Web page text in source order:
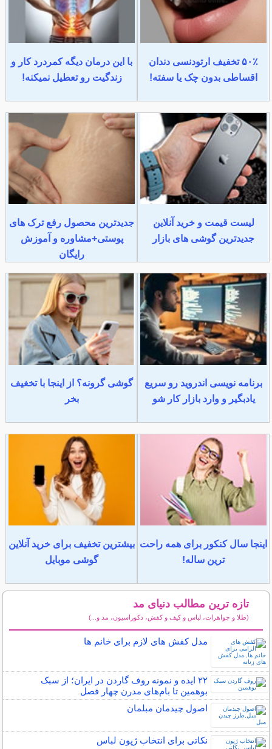
۵۰٪ تخفیف ارتودنسی دندان
اقساطی بدون چک یا سفته!
با این درمان دیگه کمردرد کار و
زندگیت رو تعطیل نمیکنه!
لیست قیمت و خرید آنلاین
جدیدترین گوشی های بازار
جدیدترین محصول رفع ترک های
پوستی+مشاوره و آموزش
رایگان
برنامه نویسی اندروید رو سریع
یادبگیر و وارد بازار کار شو
گوشی گرونه؟ از اینجا با تخغیف
بخر
اینجا سال کنکور برای همه راحت
ترین ساله!
بیشترین تخفیف برای خرید آنلاین
گوشی موبایل
تازه ترین مطالب دنیای مد
(طلا و جواهرات، لباس و کیف و کفش، دکوراسیون، مد و...)
مدل کفش های لازم برای خانم ها
۲۲ ایده و نمونه روف گاردن در ایران؛ از سبک
بوهمین تا بام‌های مدرن چهار فصل
اصول چیدمان مبلمان
نکاتی برای انتخاب ژپون لباس